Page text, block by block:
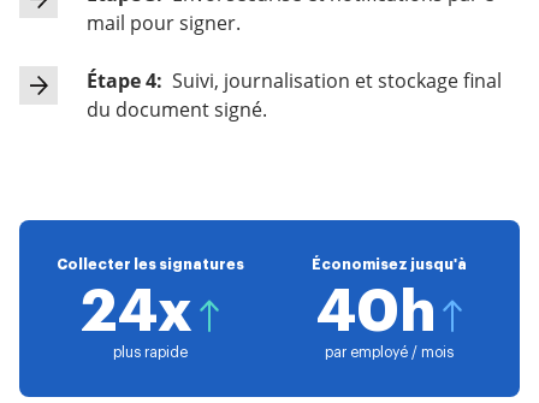
mail pour signer.
Étape 4: Suivi, journalisation et stockage final
du document signé.
Collecter les signatures
24x
plus rapide
Économisez jusqu'à
40h
par employé / mois